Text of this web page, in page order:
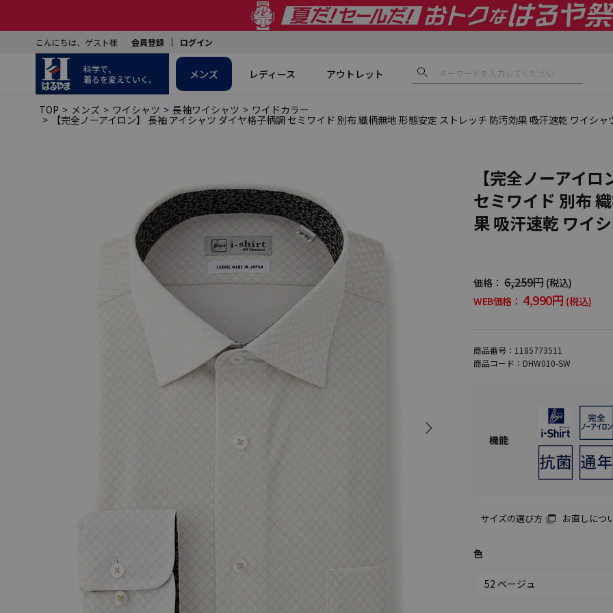
こんにちは、ゲスト様 会員登録 ログイン
科学で、
着るを変えていく。
メンズ レディース アウトレット
TOP メンズ ワイシャツ 長袖ワイシャツ ワイドカラー
【完全ノーアイロン】 長袖 アイシャツ ダイヤ格子柄調 セミワイド 別布 織柄無地 形態安定 ストレッチ 防汚効果 吸汗速乾 ワイシ
【完全ノーアイ
セミワイド 別布
果 吸汗速乾 ワイ
価格： 6,259円 (税込)
WEB価格： 4,990円 (税込)
商品番号： 1185773511
商品コード： DHW010-SW
機能
サイズの選び方 お直しにつ
色